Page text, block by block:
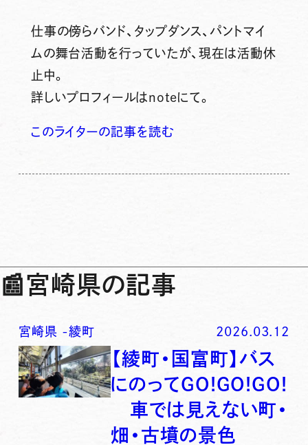
仕事の傍らバンド、タップダンス、パントマイ
ムの舞台活動を行っていたが、現在は活動休
止中。
詳しいプロフィールはnoteにて。
このライターの記事を読む
📰宮崎県の記事
宮崎県 -綾町 2026.03.12
【綾町・国富町】バス
にのってGO!GO!GO!
車では見えない町・
畑・古墳の景色